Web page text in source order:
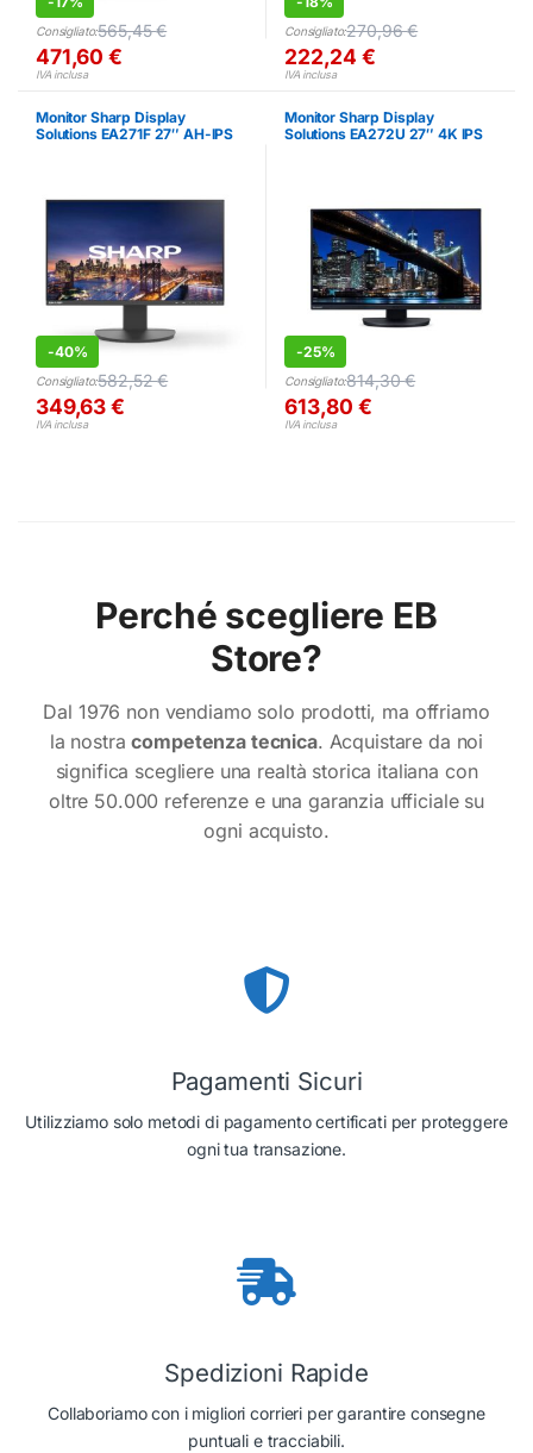
Consigliato:565,45€
471,60€
IVA inclusa
Consigliato:270,96€
222,24€
IVA inclusa
Monitor Sharp Display
Solutions EA271F 27″ AH-IPS
-40%
Consigliato:582,52€
349,63€
IVA inclusa
Monitor Sharp Display
Solutions EA272U 27″ 4K IPS
-25%
Consigliato:814,30€
613,80€
IVA inclusa
Perché scegliere EB
Store?
Dal 1976 non vendiamo solo prodotti, ma offriamo
la nostracompetenza tecnica. Acquistare da noi
significa scegliere una realtà storica italiana con
oltre 50.000 referenze e una garanzia ufficiale su
ogni acquisto.
Pagamenti Sicuri
Utilizziamo solo metodi di pagamento certificati per proteggere
ogni tua transazione.
Spedizioni Rapide
Collaboriamo con i migliori corrieri per garantire consegne
puntuali e tracciabili.